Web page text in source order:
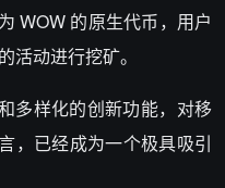
WOW 的原生代币，用户
活动进行挖矿。
多样化的创新功能，对移
，已经成为一个极具吸引